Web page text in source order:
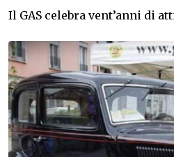
Il GAS celebra vent’anni di